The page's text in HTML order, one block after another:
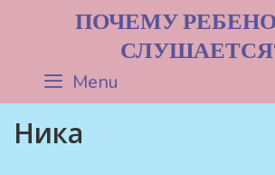
ПОЧЕМУ
Menu
Ника